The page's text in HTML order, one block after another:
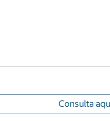
Consulta